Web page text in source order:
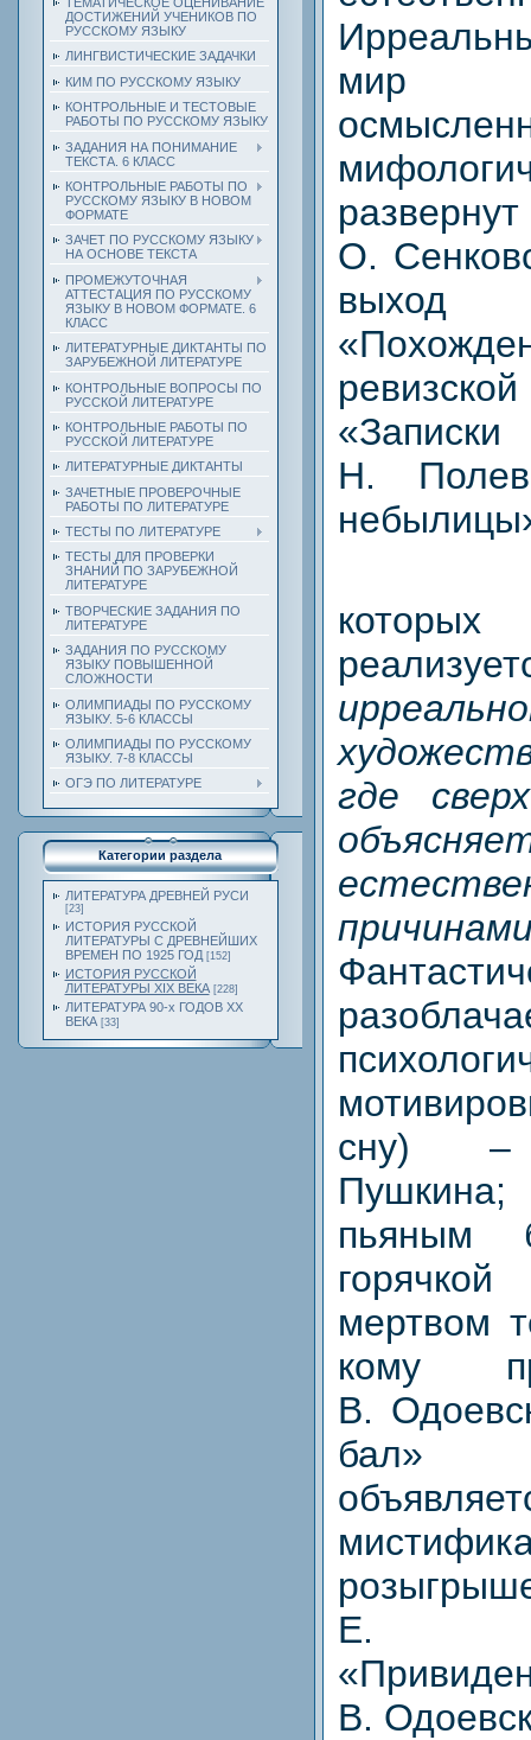
ДОСТИЖЕНИЙ УЧЕНИКОВ ПО
РУССКОМУ ЯЗЫКУ
ЛИНГВИСТИЧЕСКИЕ ЗАДАЧКИ
КИМ ПО РУССКОМУ ЯЗЫКУ
КОНТРОЛЬНЫЕ И ТЕСТОВЫЕ
РАБОТЫ ПО РУССКОМУ ЯЗЫКУ
ЗАДАНИЯ НА ПОНИМАНИЕ
ТЕКСТА. 6 КЛАСС
КОНТРОЛЬНЫЕ РАБОТЫ ПО
РУССКОМУ ЯЗЫКУ В НОВОМ
ФОРМАТЕ
ЗАЧЕТ ПО РУССКОМУ ЯЗЫКУ
НА ОСНОВЕ ТЕКСТА
ПРОМЕЖУТОЧНАЯ
АТТЕСТАЦИЯ ПО РУССКОМУ
ЯЗЫКУ В НОВОМ ФОРМАТЕ. 6
КЛАСС
ЛИТЕРАТУРНЫЕ ДИКТАНТЫ ПО
ЗАРУБЕЖНОЙ ЛИТЕРАТУРЕ
КОНТРОЛЬНЫЕ ВОПРОСЫ ПО
РУССКОЙ ЛИТЕРАТУРЕ
КОНТРОЛЬНЫЕ РАБОТЫ ПО
РУССКОЙ ЛИТЕРАТУРЕ
ЛИТЕРАТУРНЫЕ ДИКТАНТЫ
ЗАЧЕТНЫЕ ПРОВЕРОЧНЫЕ
РАБОТЫ ПО ЛИТЕРАТУРЕ
ТЕСТЫ ПО ЛИТЕРАТУРЕ
ТЕСТЫ ДЛЯ ПРОВЕРКИ
ЗНАНИЙ ПО ЗАРУБЕЖНОЙ
ЛИТЕРАТУРЕ
ТВОРЧЕСКИЕ ЗАДАНИЯ ПО
ЛИТЕРАТУРЕ
ЗАДАНИЯ ПО РУССКОМУ
ЯЗЫКУ ПОВЫШЕННОЙ
СЛОЖНОСТИ
ОЛИМПИАДЫ ПО РУССКОМУ
ЯЗЫКУ. 5-6 КЛАССЫ
ОЛИМПИАДЫ ПО РУССКОМУ
ЯЗЫКУ. 7-8 КЛАССЫ
ОГЭ ПО ЛИТЕРАТУРЕ
Категории раздела
ЛИТЕРАТУРА ДРЕВНЕЙ РУСИ
[23]
ИСТОРИЯ РУССКОЙ
ЛИТЕРАТУРЫ С ДРЕВНЕЙШИХ
ВРЕМЕН ПО 1925 ГОД [152]
ИСТОРИЯ РУССКОЙ
ЛИТЕРАТУРЫ XIX ВЕКА [228]
ЛИТЕРАТУРА 90-х ГОДОВ ХХ
ВЕКА [33]
мир
О.
выход
Н.
которых
где
сну) –
пьяным
мертвом
кому
В.
бал»
Е.
В.